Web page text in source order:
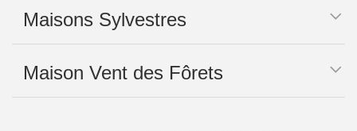
Maisons Sylvestres
Maison Vent des Fôrets